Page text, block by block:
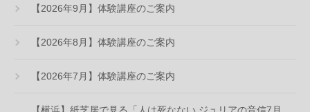
【2026年9月】体験講座のご案内
【2026年8月】体験講座のご案内
【2026年7月】体験講座のご案内